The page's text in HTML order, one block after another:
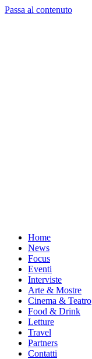
Passa al contenuto
Home
News
Focus
Eventi
Interviste
Arte & Mostre
Cinema & Teatro
Food & Drink
Letture
Travel
Partners
Contatti